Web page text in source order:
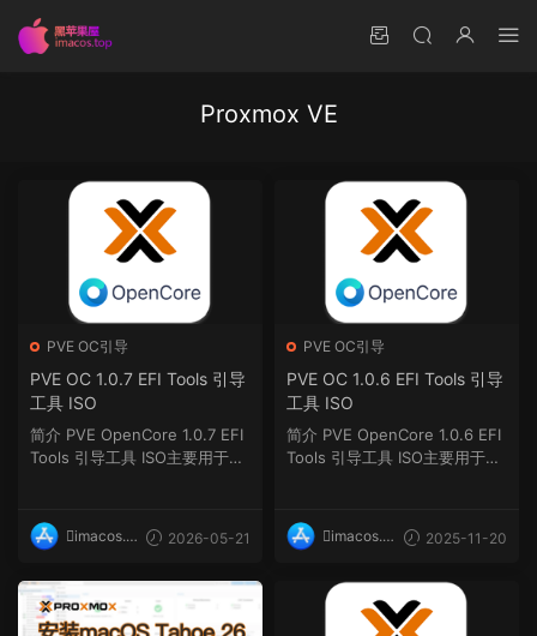
Proxmox VE
PVE OC引导
PVE OC 1.0.7 EFI Tools 引导
工具 ISO
简介 PVE OpenCore 1.0.7 EFI
Tools 引导工具 ISO主要用于Pr
imacos.t
2026-05-21
PVE OC引导
PVE OC 1.0.6 EFI Tools 引导
工具 ISO
简介 PVE OpenCore 1.0.6 EFI
Tools 引导工具 ISO主要用于Pr
imacos.t
2025-11-20